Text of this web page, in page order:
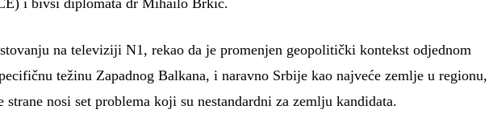
na televiziji N1, rekao da je promenjen geopolitički kontekst odjednom
težinu Zapadnog Balkana, i naravno Srbije kao najveće zemlje u regionu,
strane nosi set problema koji su nestandardni za zemlju kandidata.